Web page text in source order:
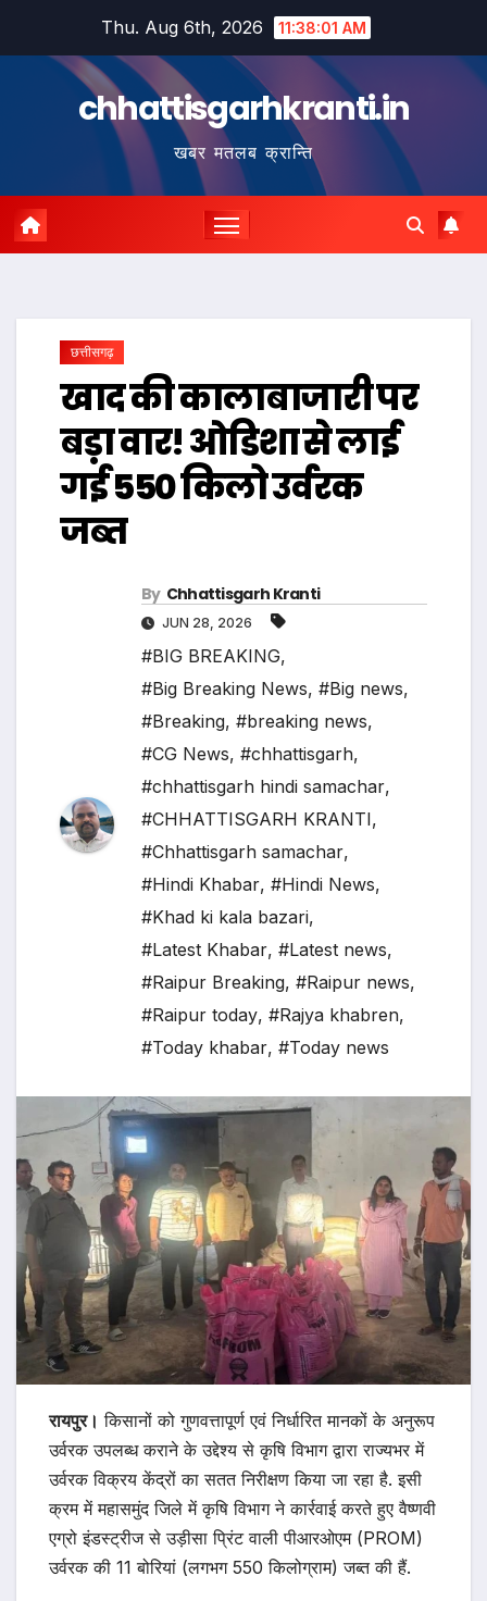
Thu. Aug 6th, 2026 11:38:01 AM
chhattisgarhkranti.in
खबर मतलब क्रान्ति
छत्तीसगढ़
खाद की कालाबाजारी पर
बड़ा वार! ओडिशा से लाई
गई 550 किलो उर्वरक
जब्त
By Chhattisgarh Kranti
JUN 28, 2026
#BIG BREAKING,
#Big Breaking News, #Big news,
#Breaking, #breaking news,
#CG News, #chhattisgarh,
#chhattisgarh hindi samachar,
#CHHATTISGARH KRANTI,
#Chhattisgarh samachar,
#Hindi Khabar, #Hindi News,
#Khad ki kala bazari,
#Latest Khabar, #Latest news,
#Raipur Breaking, #Raipur news,
#Raipur today, #Rajya khabren,
#Today khabar, #Today news
रायपुर। किसानों को गुणवत्तापूर्ण एवं निर्धारित मानकों के अनुरूप
उर्वरक उपलब्ध कराने के उद्देश्य से कृषि विभाग द्वारा राज्यभर में
उर्वरक विक्रय केंद्रों का सतत निरीक्षण किया जा रहा है. इसी
क्रम में महासमुंद जिले में कृषि विभाग ने कार्रवाई करते हुए वैष्णवी
एग्रो इंडस्ट्रीज से उड़ीसा प्रिंट वाली पीआरओएम (PROM)
उर्वरक की 11 बोरियां (लगभग 550 किलोग्राम) जब्त की हैं.